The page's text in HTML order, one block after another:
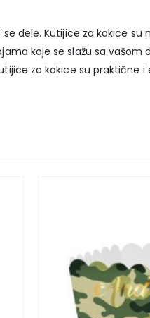
dele. Kutijice za kokice
koje se slažu sa vašom
za kokice su praktične